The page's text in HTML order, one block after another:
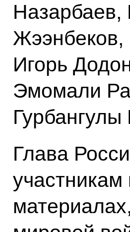
Назарбаев,
Жээнбеков,
Игорь
Эмомали
Глава